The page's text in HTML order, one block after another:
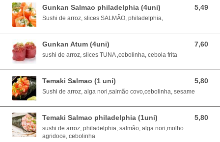
Gunkan Salmao philadelphia (4uni) 5,49
5,49 EUR
Sushi de arroz, slices SALMÃO, philadelphia,
Gunkan Atum (4uni) 7,60
7,60 EUR
sushi de arroz, slices TUNA ,cebolinha, cebola frita
Temaki Salmao (1 uni) 5,80
5,80 EUR
Sushi de arroz, alga nori,salmão covo,cebolinha, sesame
Temaki Salmao philadelphia (1uni) 5,80
5,80 EUR
sushi de arroz, philadelphia, salmão, alga nori,molho
agridoce, cebolinha